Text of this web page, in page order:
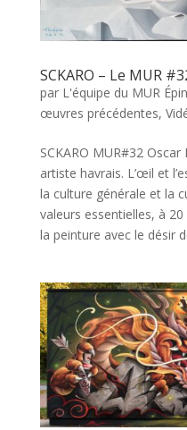
SCKARO – Le MUR
par L'équipe du MUR
œuvres précédentes,
SCKARO MUR#32
artiste havrais. L’œil et
la culture générale et la
valeurs essentielles, à
la peinture avec le désir